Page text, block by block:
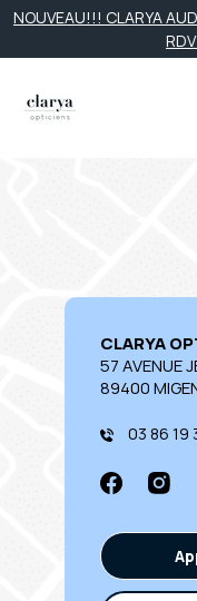
NOUVEAU!!! CLARYA
CLARYA
57 AVENUE
89400
03 86 19